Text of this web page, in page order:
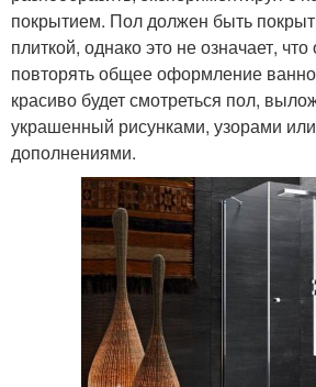
покрытием. Пол должен быть
плиткой, однако это не означает,
повторять общее оформление
красиво будет смотреться пол,
украшенный рисунками, узорами
дополнениями.